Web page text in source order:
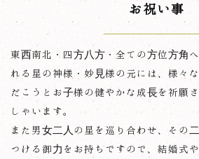
お祝い事
東西南北・四方八方・全ての方位方角
れる星の神様・妙見様の元には、様々
だこうとお子様の健やかな成長を祈願
しゃいます。
また男女二人の星を巡り合わせ、その
つける御力をお持ちですので、 結婚式